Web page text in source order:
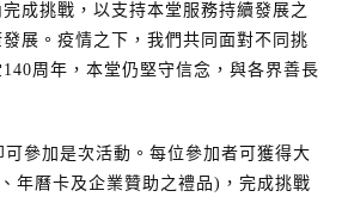
成挑戰，以支持本堂服務持續發展之
展。疫情之下，我們共同面對不同挑
周年，本堂仍堅守信念，與各界善長
可參加是次活動。每位參加者可獲得大
年曆卡及企業贊助之禮品)，完成挑戰